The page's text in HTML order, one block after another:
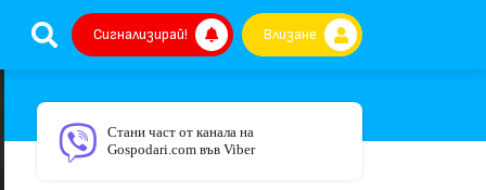
Сигнализирай! Влизане
Стани част от канала на
Gospodari.com във Viber